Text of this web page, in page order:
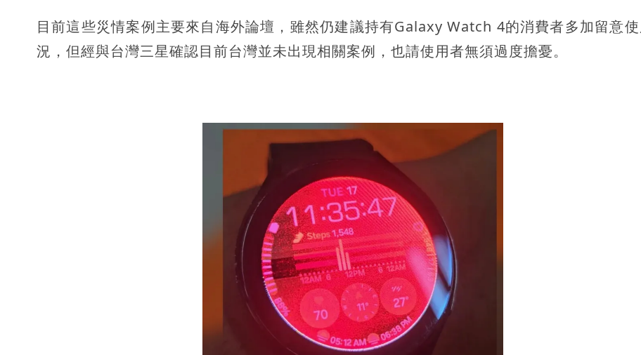
目前這些災情案例主要來自海外論壇，雖然仍建議持有Galaxy Watch 4的消費者多加留意
況，但經與台灣三星確認目前台灣並未出現相關案例，也請使用者無須過度擔憂。